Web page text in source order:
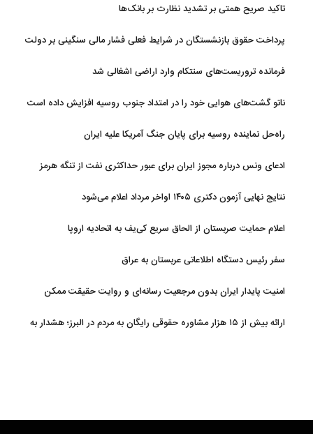
تاکید صریح همتی بر تشدید نظارت بر بانک‌ها
پرداخت حقوق بازنشستگان در شرایط فعلی فشار مالی سنگینی بر دولت
فرمانده تروریست‌های سنتکام وارد اراضی اشغالی شد
ناتو گشت‌های هوایی خود را در امتداد جنوب روسیه افزایش داده است
راه‌حل نماینده روسیه برای پایان جنگ آمریکا علیه ایران
ادعای ونس درباره مجوز ایران برای عبور حداکثری نفت از تنگه هرمز
نتایج نهایی آزمون دکتری ۱۴۰۵ اواخر مرداد اعلام می‌شود
اعلام حمایت صربستان از الحاق سریع کی‌یف به اتحادیه اروپا
سفر رئیس دستگاه اطلاعاتی عربستان به عراق
امنیت پایدار ایران بدون مرجعیت رسانه‌ای و روایت حقیقت ممکن
ارائه بیش از ۱۵ هزار مشاوره حقوقی رایگان به مردم در البرز؛ هشدار به